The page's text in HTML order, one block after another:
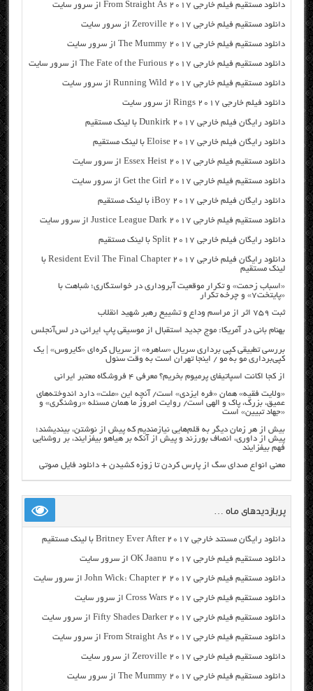
دانلود مستقیم فیلم خارجی From Straight As 2017 از سرور سایت
دانلود مستقیم فیلم خارجی Zeroville 2017 از سرور سایت
دانلود مستقیم فیلم خارجی The Mummy 2017 از سرور سایت
دانلود مستقیم فیلم خارجی The Fate of the Furious 2017 از سرور سایت
دانلود مستقیم فیلم خارجی Running Wild 2017 از سرور سایت
دانلود فیلم خارجی Rings 2017 از سرور سایت
دانلود رایگان فیلم خارجی Dunkirk 2017 با لینک مستقیم
دانلود رایگان فیلم خارجی Eloise 2017 با لینک مستقیم
دانلود مستقیم فیلم خارجی Essex Heist 2017 از سرور سایت
دانلود مستقیم فیلم خارجی Get the Girl 2017 از سرور سایت
دانلود رایگان فیلم خارجی iBoy 2017 با لینک مستقیم
دانلود مستقیم فیلم خارجی Justice League Dark 2017 از سرور سایت
دانلود رایگان فیلم خارجی Split 2017 با لینک مستقیم
دانلود رایگان فیلم خارجی Resident Evil The Final Chapter 2017 با
لینک مستقیم
«اسباب زحمت» و تکرار موقعیت آبروداری در خواستگاری؛ شباهت با
«پایتخت۷» و چرخه تکرار
ثبت ۷۵۹ اثر از مراسم وداع و تشییع رهبر شهید انقلاب
بهنام بانی در آمریکا: موج جدید استقبال از موسیقی پاپ ایرانی در لس‌آنجلس
بررسی تطبیقی کپی برداری سریال «ساهره» از سریال کره‌ای «کایروس» | یک
کپی‌برداری مو به مو / اینجا تهران است به وقت سئول
از کجا اکانت اسپاتیفای پرمیوم بخریم؟ معرفی ۴ فروشگاه معتبر ایرانی
«ولایت فقیه» همان «فره ایزدی» است/ آنچه این «ملت» دارد اندوخته‌های
عمیق، بزرگ، پاک و الهی است/ روایت امروز ما همان مسئله «روشنگری» و
«جهاد تبیین» است
بیش از هر زمان دیگر به قلم‌هایی نیازمندیم که پیش از نوشتن، بیندیشند؛
پیش از داوری، انصاف بورزند و پیش از آنکه بر هیاهو بیفزایند، بر روشنایی
فهم بیفزایند
معنی انواع صدای سگ از پارس کردن تا زوزه کشیدن + دانلود فایل صوتی
پربازدیدهای ماه …
دانلود رایگان مسنتد خارجی Britney Ever After 2017 با لینک مستقیم
دانلود مستقیم فیلم خارجی OK Jaanu 2017 از سرور سایت
دانلود مستقیم فیلم خارجی John Wick: Chapter 2 2017 از سرور سایت
دانلود مستقیم فیلم خارجی Cross Wars 2017 از سرور سایت
دانلود مستقیم فیلم خارجی Fifty Shades Darker 2017 از سرور سایت
دانلود مستقیم فیلم خارجی From Straight As 2017 از سرور سایت
دانلود مستقیم فیلم خارجی Zeroville 2017 از سرور سایت
دانلود مستقیم فیلم خارجی The Mummy 2017 از سرور سایت